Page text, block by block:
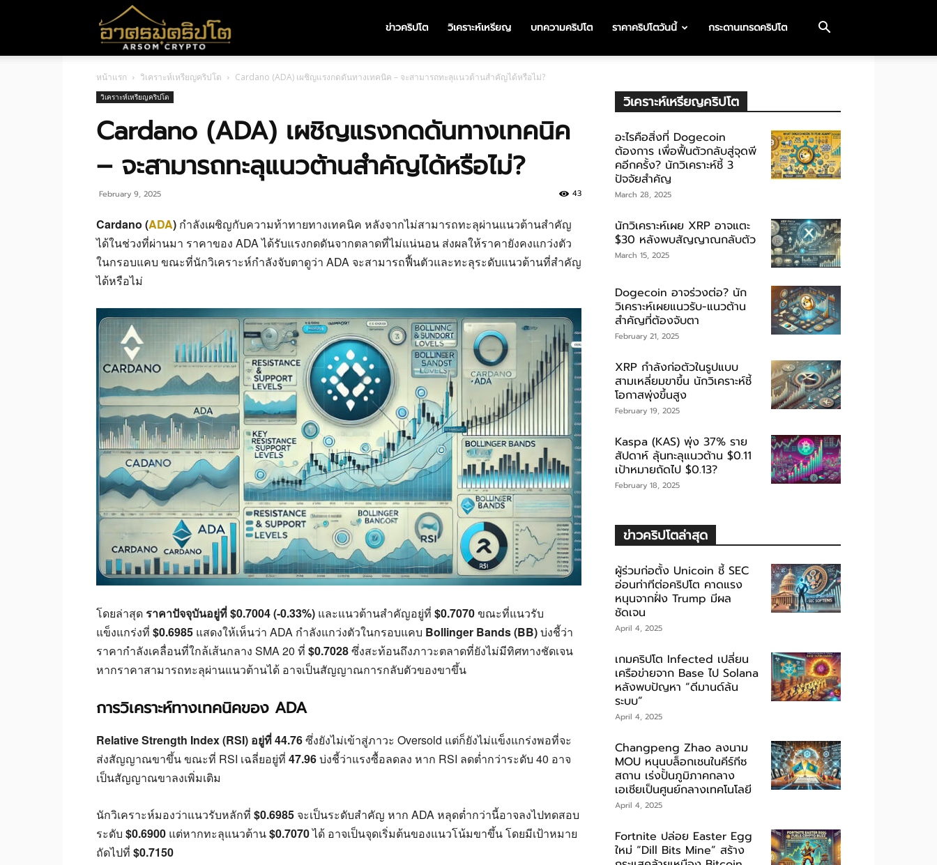
ศร
มค
ปโต
ข่าวคริปโต วิเคราะห์เหรียญ บทความคริปโต ราคาคริปโตวันนี้ กระดานเทรดคริปโต
หน้าแรก วิเคราะห์เหรียญคริปโต Cardano (ADA) เผชิญแรงกดดันทางเทคนิค – จะสามารถทะลุแนวต้านสำคัญได้หรือไม่?
วิเคราะห์เหรียญคริปโต
Cardano (ADA) เผชิญแรงกดดันทางเทคนิค
– จะสามารถทะลุแนวต้านสำคัญได้หรือไม่?
February 9, 2025 43
Cardano (ADA) กำลังเผชิญกับความท้าทายทางเทคนิค หลังจากไม่สามารถทะลุผ่านแนวต้านสำคัญ
ได้ในช่วงที่ผ่านมา ราคาของ ADA ได้รับแรงกดดันจากตลาดที่ไม่แน่นอน ส่งผลให้ราคายังคงแกว่งตัว
ในกรอบแคบ ขณะที่นักวิเคราะห์กำลังจับตาดูว่า ADA จะสามารถฟื้นตัวและทะลุระดับแนวต้านที่สำคัญ
ได้หรือไม่
โดยล่าสุด ราคาปัจจุบันอยู่ที่ $0.7004 (-0.33%) และแนวต้านสำคัญอยู่ที่ $0.7070ขณะที่แนวรับ
แข็งแกร่งที่ $0.6985 แสดงให้เห็นว่า ADA กำลังแกว่งตัวในกรอบแคบ Bollinger Bands (BB)บ่งชี้ว่า
ราคากำลังเคลื่อนที่ใกล้เส้นกลาง SMA 20 ที่ $0.7028ซึ่งสะท้อนถึงภาวะตลาดที่ยังไม่มีทิศทางชัดเจน
หากราคาสามารถทะลุผ่านแนวต้านได้ อาจเป็นสัญญาณการกลับตัวของขาขึ้น
การวิเคราะห์ทางเทคนิคของ ADA
Relative Strength Index (RSI) อยู่ที่ 44.76ซึ่งยังไม่เข้าสู่ภาวะ Oversold แต่ก็ยังไม่แข็งแกร่งพอที่จะ
ส่งสัญญาณขาขึ้น ขณะที่ RSI เฉลี่ยอยู่ที่ 47.96บ่งชี้ว่าแรงซื้อลดลง หาก RSI ลดต่ำกว่าระดับ 40 อาจ
เป็นสัญญาณขาลงเพิ่มเติม
นักวิเคราะห์มองว่าแนวรับหลักที่ $0.6985 จะเป็นระดับสำคัญ หาก ADA หลุดต่ำกว่านี้อาจลงไปทดสอบ
ระดับ $0.6900 แต่หากทะลุแนวต้าน$0.7070ได้ อาจเป็นจุดเริ่มต้นของแนวโน้มขาขึ้น โดยมีเป้าหมาย
ถัดไปที่ $0.7150
วิเคราะห์เหรียญคริปโต
อะไรคือสิ่งที่ Dogecoin
ต้องการ เพื่อฟื้นตัวกลับสู่จุดพี
คอีกครั้ง? นักวิเคราะห์ชี้ 3
ปัจจัยสำคัญ
March 28, 2025
นักวิเคราะห์เผย XRP อาจแตะ
$30 หลังพบสัญญาณกลับตัว
March 15, 2025
Dogecoin อาจร่วงต่อ? นัก
วิเคราะห์เผยแนวรับ-แนวต้าน
สำคัญที่ต้องจับตา
February 21, 2025
XRP กำลังก่อตัวในรูปแบบ
สามเหลี่ยมขาขึ้น นักวิเคราะห์ชี้
โอกาสพุ่งขึ้นสูง
February 19, 2025
Kaspa (KAS) พุ่ง 37% ราย
สัปดาห์ ลุ้นทะลุแนวต้าน $0.11
เป้าหมายถัดไป $0.13?
February 18, 2025
ข่าวคริปโตล่าสุด
ผู้ร่วมก่อตั้ง Unicoin ชี้ SEC
อ่อนท่าทีต่อคริปโต คาดแรง
หนุนจากฝั่ง Trump มีผล
ชัดเจน
April 4, 2025
เกมคริปโต Infected เปลี่ยน
เครือข่ายจาก Base ไป Solana
หลังพบปัญหา “ดีมานด์ล้น
ระบบ”
April 4, 2025
Changpeng Zhao ลงนาม
MOU หนุนบล็อกเชนในคีร์กีซ
สถาน เร่งปั้นภูมิภาคกลาง
เอเชียเป็นศูนย์กลางเทคโนโลยี
April 4, 2025
Fortnite ปล่อย Easter Egg
ใหม่ “Dill Bits Mine” สร้าง